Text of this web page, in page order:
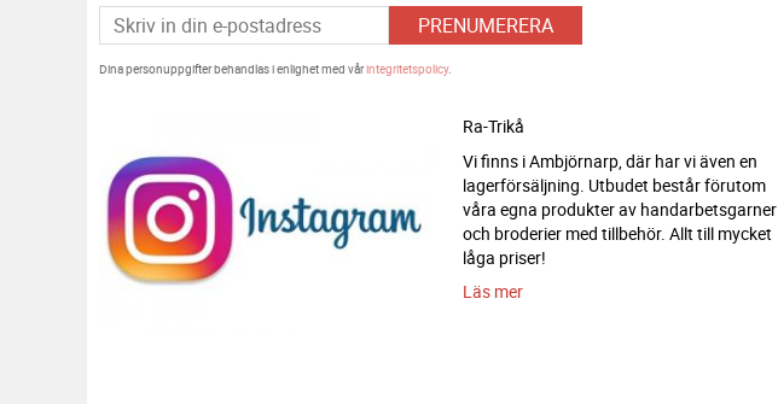
PRENUMERERA
Dina personuppgifter behandlas i enlighet med vårintegritetspolicy.
Ra-Trikå
Vi finns i Ambjörnarp, där har vi även en
lagerförsäljning. Utbudet består förutom
våra egna produkter av handarbetsgarner
och broderier med tillbehör. Allt till mycket
låga priser!
Läs mer